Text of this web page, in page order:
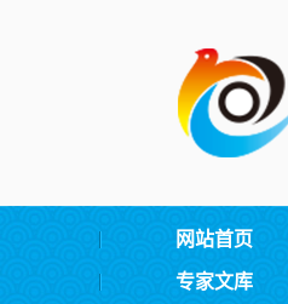
网站首页
专家文库